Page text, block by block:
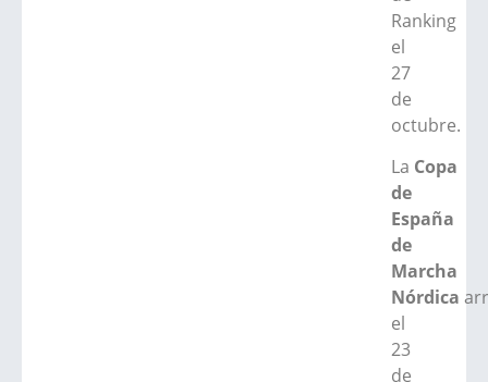
Ranking
el
27
de
octubre.
La Copa
de
España
de
Marcha
Nórdica
el
23
de